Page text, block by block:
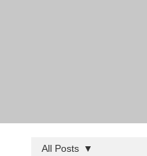
All Posts